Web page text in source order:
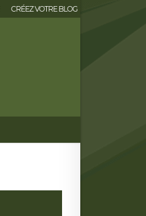
CRÉEZ VOTRE BLOG